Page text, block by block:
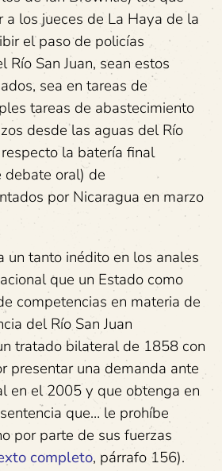
a los jueces de La Haya de la
el paso de policías
Río San Juan, sean estos
sea en tareas de
tareas de abastecimiento
desde las aguas del Río
la batería final
debate oral) de
por Nicaragua en marzo
un tanto inédito en los anales
que un Estado como
competencias en materia de
del Río San Juan
tratado bilateral de 1858 con
presentar una demanda ante
en el 2005 y que obtenga en
que… le prohíbe
por parte de sus fuerzas
completo, párrafo 156).